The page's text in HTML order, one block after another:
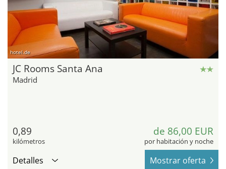
hotel.de
JC Rooms Santa Ana
Madrid
0,89
kilómetros
de 86,00 EUR
por habitación y noche
Detalles Mostrar oferta